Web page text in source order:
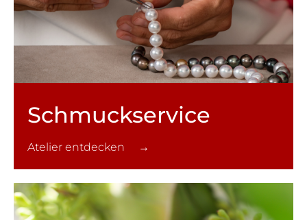
Schmuck­service
Atelier entdecken →